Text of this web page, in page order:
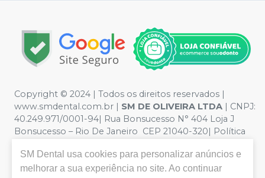
Copyright © 2024 | Todos os direitos reservados |
www.smdental.com.br | SM DE OLIVEIRA LTDA | CNPJ:
40.249.971/0001-94| Rua Bonsucesso N° 404 Loja J
Bonsucesso – Rio De Janeiro CEP 21040-320| Política
ilustrativas - Os preços e condições da loja virtual estão
sujeitos a alterações. Em caso de divergência de preços
SM Dental usa cookies para personalizar anúncios e
melhorar a sua experiência no site. Ao continuar